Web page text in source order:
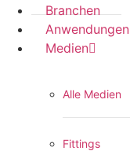
Branchen
Anwendungen
Medien
Alle Medien
Fittings